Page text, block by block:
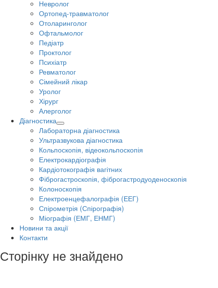
Невролог
Ортопед-травматолог
Отоларинголог
Офтальмолог
Педіатр
Проктолог
Психіатр
Ревматолог
Сімейний лікар
Уролог
Хірург
Алерголог
Діагностика
Лабораторна діагностика
Ультразвукова діагностика
Кольпоскопія, відеокольпоскопія
Електрокардіографія
Кардіотокографія вагітних
Фіброгастроскопія, фіброгастродуоденоскопія
Колоноскопія
Електроенцефалографія (ЕЕГ)
Спірометрія (Спірографія)
Міографія (ЕМГ, ЕНМГ)
Новини та акції
Контакти
Сторінку не знайдено